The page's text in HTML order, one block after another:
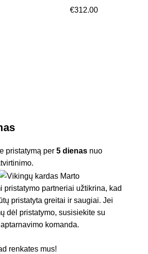
€312.00
pristatymą per 5 dienas nuo
pristatymo partneriai užtikrina, kad
pristatyta greitai ir saugiai. Jei
dėl pristatymo, susisiekite su
komanda.
renkates mus!